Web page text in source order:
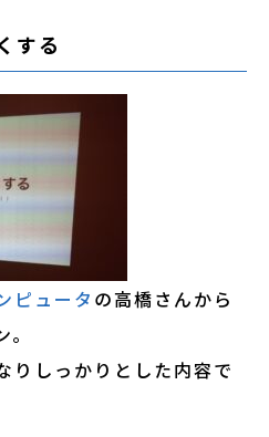
する
ピュータ の高橋さんから
りしっかりとした内容で